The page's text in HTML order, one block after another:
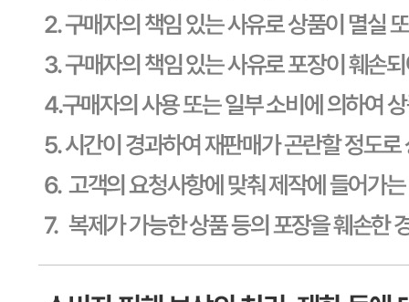
603-81-11270
신고번호
상품 고시 정보
식품의 유형
상품상세 참조
생산자
상품상세 참조
소재지
상품상세 참조